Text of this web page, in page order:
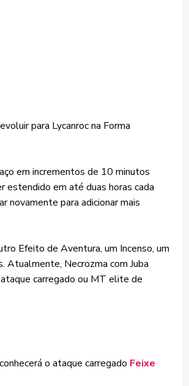
para Lycanroc na Forma
em incrementos de 10 minutos
estendido em até duas horas cada
novamente para adicionar mais
Efeito de Aventura, um Incenso, um
Atualmente, Necrozma com Juba
carregado ou MT elite de
o ataque carregado Feixe